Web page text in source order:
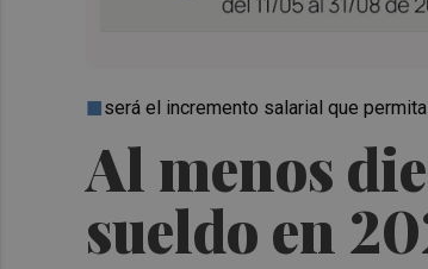
Al menos
sueldo en
será el incremento salarial que